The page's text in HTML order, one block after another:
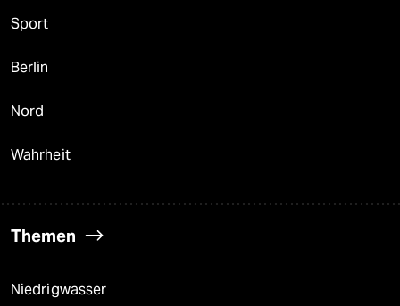
Sport
Berlin
Nord
Wahrheit
Themen
Niedrigwasser